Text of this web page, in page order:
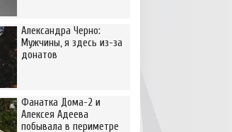
Александра Черно:
Мужчины, я здесь из-за
донатов
Фанатка Дома-2 и
Алексея Адеева
побывала в периметре